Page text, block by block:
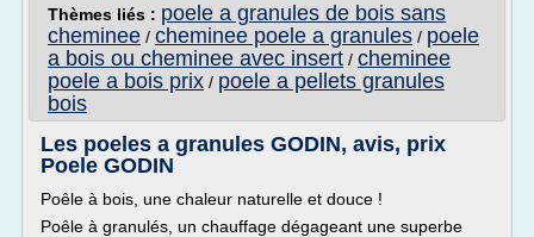
Thèmes liés : poele a granules de bois sans
cheminee / cheminee poele a granules / poele
a bois ou cheminee avec insert / cheminee
poele a bois prix / poele a pellets granules
bois
Les poeles a granules GODIN, avis, prix
Poele GODIN
Poêle à bois, une chaleur naturelle et douce !
Poêle à granulés, un chauffage dégageant une superbe